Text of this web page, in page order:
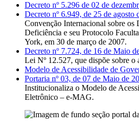
Decreto nº 5.296 de 02 de
Decreto nº 6.949, de 25 de agosto
Convenção Internacional sobre os
Deficiência e seu Protocolo
York, em 30 de março de 2007.
Decreto nº 7.724, de 16 de Maio
Lei Nº 12.527, que dispõe sobre o
Modelo de Acessibilidade de
Portaria nº 03, de 07 de Maio de
Institucionaliza o Modelo de
Eletrônico – e-MAG.